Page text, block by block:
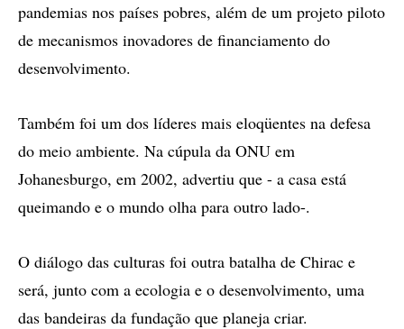
pandemias nos países pobres, além de um projeto piloto
de mecanismos inovadores de financiamento do
desenvolvimento.
Também foi um dos líderes mais eloqüentes na defesa
do meio ambiente. Na cúpula da ONU em
Johanesburgo, em 2002, advertiu que - a casa está
queimando e o mundo olha para outro lado-.
O diálogo das culturas foi outra batalha de Chirac e
será, junto com a ecologia e o desenvolvimento, uma
das bandeiras da fundação que planeja criar.